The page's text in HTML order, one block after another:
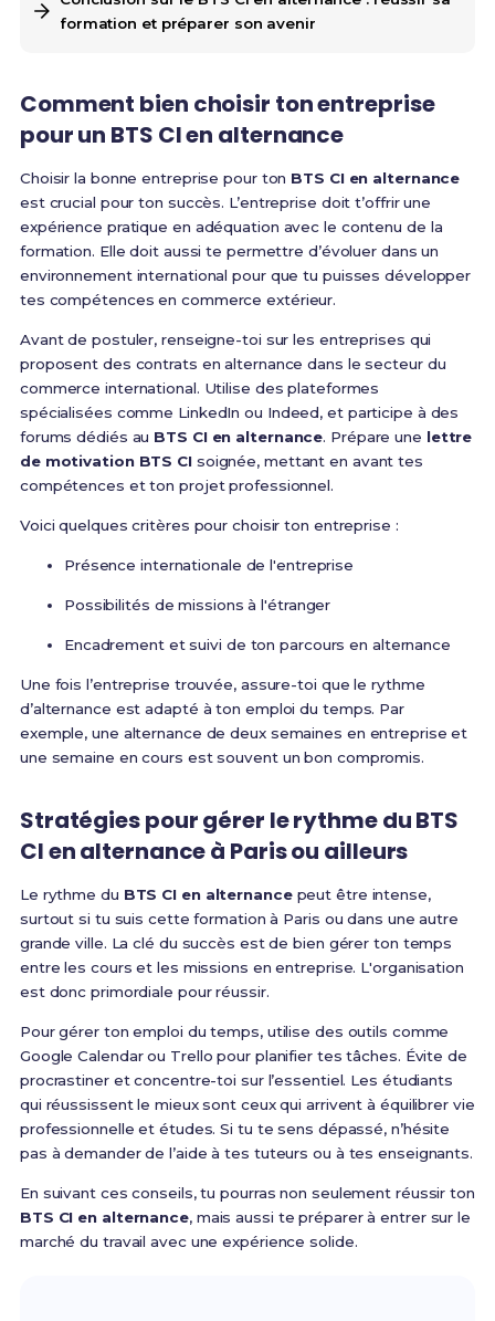
formation et préparer son avenir
Comment bien choisir ton entreprise
pour un BTS CI en alternance
Choisir la bonne entreprise pour ton BTS CI en alternance
est crucial pour ton succès. L’entreprise doit t’offrir une
expérience pratique en adéquation avec le contenu de la
formation. Elle doit aussi te permettre d’évoluer dans un
environnement international pour que tu puisses développer
tes compétences en commerce extérieur.
Avant de postuler, renseigne-toi sur les entreprises qui
proposent des contrats en alternance dans le secteur du
commerce international. Utilise des plateformes
spécialisées comme LinkedIn ou Indeed, et participe à des
forums dédiés au BTS CI en alternance. Prépare une lettre
de motivation BTS CIsoignée, mettant en avant tes
compétences et ton projet professionnel.
Voici quelques critères pour choisir ton entreprise :
Présence internationale de l'entreprise
Possibilités de missions à l'étranger
Encadrement et suivi de ton parcours en alternance
Une fois l’entreprise trouvée, assure-toi que le rythme
d’alternance est adapté à ton emploi du temps. Par
exemple, une alternance de deux semaines en entreprise et
une semaine en cours est souvent un bon compromis.
Stratégies pour gérer le rythme du BTS
CI en alternance à Paris ou ailleurs
Le rythme du BTS CI en alternancepeut être intense,
surtout si tu suis cette formation à Paris ou dans une autre
grande ville. La clé du succès est de bien gérer ton temps
entre les cours et les missions en entreprise. L'organisation
est donc primordiale pour réussir.
Pour gérer ton emploi du temps, utilise des outils comme
Google Calendar ou Trello pour planifier tes tâches. Évite de
procrastiner et concentre-toi sur l’essentiel. Les étudiants
qui réussissent le mieux sont ceux qui arrivent à équilibrer vie
professionnelle et études. Si tu te sens dépassé, n’hésite
pas à demander de l’aide à tes tuteurs ou à tes enseignants.
En suivant ces conseils, tu pourras non seulement réussir ton
BTS CI en alternance, mais aussi te préparer à entrer sur le
marché du travail avec une expérience solide.